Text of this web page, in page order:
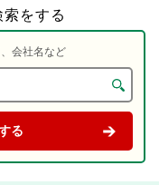
をする
会社名など